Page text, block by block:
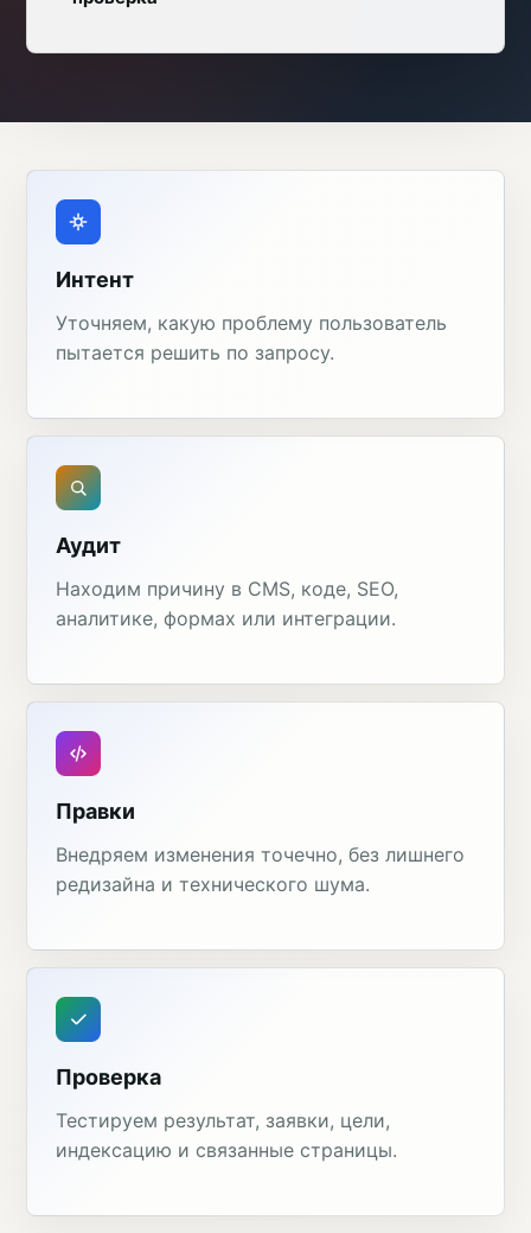
Интент
Уточняем, какую проблему пользователь
пытается решить по запросу.
Аудит
Находим причину в CMS, коде, SEO,
аналитике, формах или интеграции.
Правки
Внедряем изменения точечно, без лишнего
редизайна и технического шума.
Проверка
Тестируем результат, заявки, цели,
индексацию и связанные страницы.